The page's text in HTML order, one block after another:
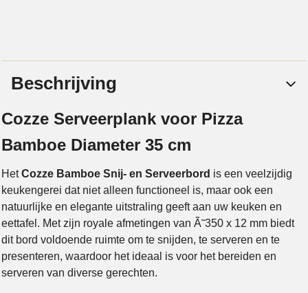
Beschrijving
Cozze Serveerplank voor Pizza
Bamboe Diameter 35 cm
HetCozze Bamboe Snij- en Serveerbord is een veelzijdig
keukengerei dat niet alleen functioneel is, maar ook een
natuurlijke en elegante uitstraling geeft aan uw keuken en
eettafel. Met zijn royale afmetingen van Ã˜350 x 12 mm biedt
dit bord voldoende ruimte om te snijden, te serveren en te
presenteren, waardoor het ideaal is voor het bereiden en
serveren van diverse gerechten.